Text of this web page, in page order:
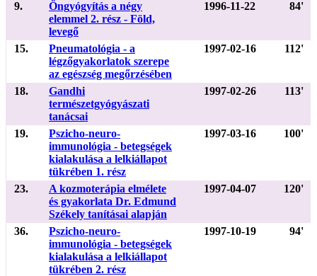
9.
Öngyógyítás a négy
elemmel 2. rész - Föld,
levegő
1996-11-22 84'
15.
Pneumatológia - a
légzőgyakorlatok szerepe
az egészség megőrzésében
1997-02-16 112'
18.
Gandhi
természetgyógyászati
tanácsai
1997-02-26 113'
19.
Pszicho-neuro-
immunológia - betegségek
kialakulása a lelkiállapot
tükrében 1. rész
1997-03-16 100'
23.
A kozmoterápia elmélete
és gyakorlata Dr. Edmund
Székely tanításai alapján
1997-04-07 120'
36.
Pszicho-neuro-
immunológia - betegségek
kialakulása a lelkiállapot
tükrében 2. rész
1997-10-19 94'